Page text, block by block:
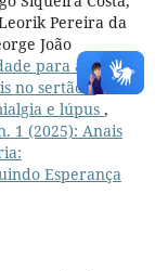
Pereira da
João
para a
no sertão e
e lúpus ,
1 (2025): Anais
Esperança